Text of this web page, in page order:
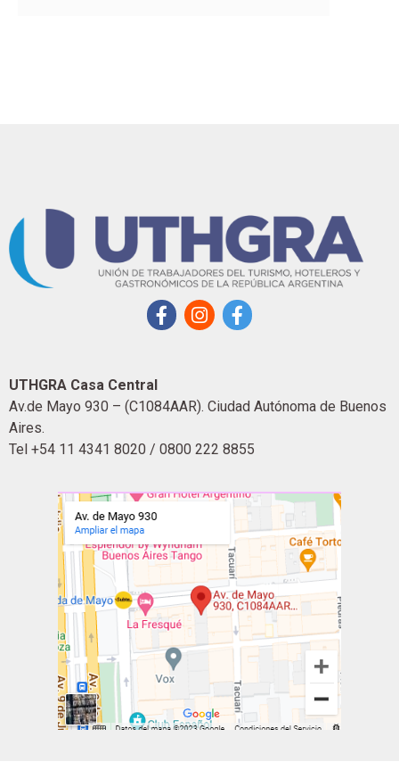
UTHGRA Casa Central
Av.de Mayo 930 – (C1084AAR). Ciudad Autónoma de Buenos
Aires.
Tel +54 11 4341 8020 / 0800 222 8855